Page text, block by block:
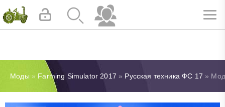
Моды » Farming Simulator 2017 » Русская техника ФС 17 »